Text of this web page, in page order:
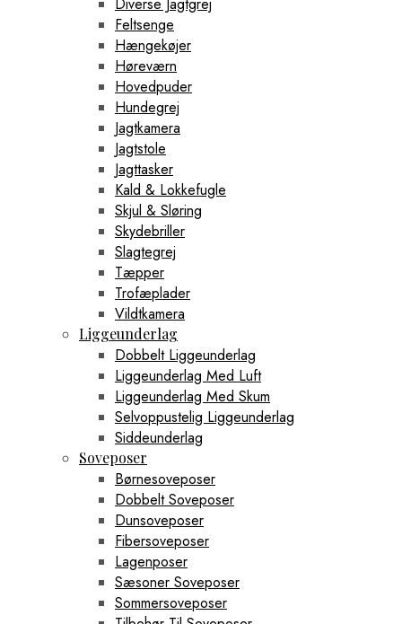
Feltsenge
Hængekøjer
Høreværn
Hovedpuder
Hundegrej
Jagtkamera
Jagtstole
Jagttasker
Kald & Lokkefugle
Skjul & Sløring
Skydebriller
Slagtegrej
Tæpper
Trofæplader
Vildtkamera
Liggeunderlag
Dobbelt Liggeunderlag
Liggeunderlag Med Luft
Liggeunderlag Med Skum
Selvoppustelig Liggeunderlag
Siddeunderlag
Soveposer
Børnesoveposer
Dobbelt Soveposer
Dunsoveposer
Fibersoveposer
Lagenposer
Sæsoner Soveposer
Sommersoveposer